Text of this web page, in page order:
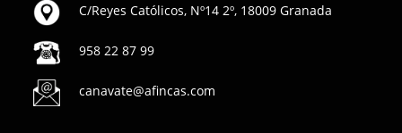
C/Reyes Católicos, Nº14 2º, 18009 Granada
958 22 87 99
canavate@afincas.com